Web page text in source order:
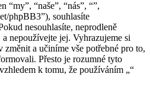
“my”, “naše”, “nás”, “”,
phpBB3”), souhlasíte
nesouhlasíte, neprodleně
nepoužívejte jej. Vyhrazujeme si
a učiníme vše potřebné pro to,
Přesto je rozumné tyto
k tomu, že používáním „“